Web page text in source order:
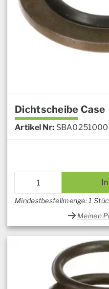
Dichtscheibe Case
Artikel Nr:
Mindestbestellmenge: 1
Meinen